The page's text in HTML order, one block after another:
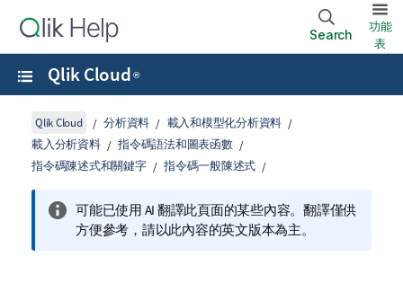
Search
功能
表
Qlik Cloud ®
Qlik Cloud 分析資料
載入和模型化分析資料
載入分析資料
指令碼語法和圖表函數
指令碼陳述式和關鍵字
指令碼一般陳述式
可能已使用 AI 翻譯此頁面的某些內容。翻譯僅供
方便參考，請以此內容的英文版本為主。